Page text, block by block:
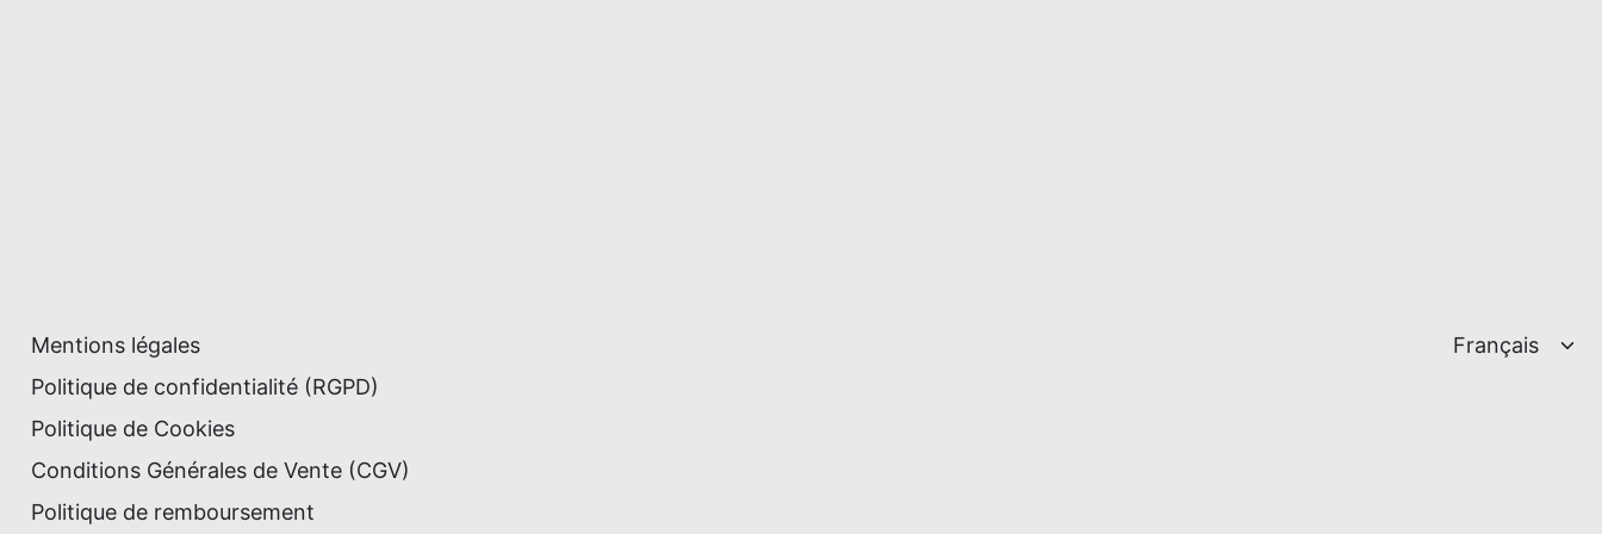
Mentions légales
Politique de confidentialité (RGPD)
Politique de Cookies
Conditions Générales de Vente (CGV)
Politique de remboursement